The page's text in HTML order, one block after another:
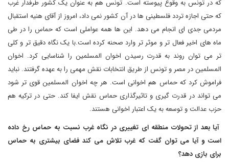
که در تونس به وقوع پیوسته است. تونس هم به عنوان یک کشور طرفدار غرب
که حتی اجازه تردد فلسطینی ها در آن کشور نمی داد، امروز از آقای هنیه استقبال
مردمی جدی ای انجام می دهد. این ها همه عواملی است که حماس را در طی
ماه های اخیر فعال تر و موثر تر وارد صحنه کرده است.با یک نگاه دقیق تر و کلی
تر می توان روند به قدرت رسیدن اخوان المسلمین را شناسایی کرد. اخوان
المسلمین در مصر و تونس از طریق انتخابات نقش مهمی را به عهده گرفتند. نباید
فراموش کرد که حماس هم اخوانی است. هر چه اخوان المسلمین قوی تر شود
می تواند در قدرت گیری و تاثیرگذاری حماس نقش ایفا کند. حتی در ترکیه هم
حزب عدالت و توسعه به یک اعتبار اخوانی هستند.
آیا بعد از تحولات منطقه ای تغییری در نگاه غرب نسبت به حماس رخ داده
است و آیا می توان گفت که غرب تلاش می کند فضای بیشتری به حماس
برای بازی دهد؟